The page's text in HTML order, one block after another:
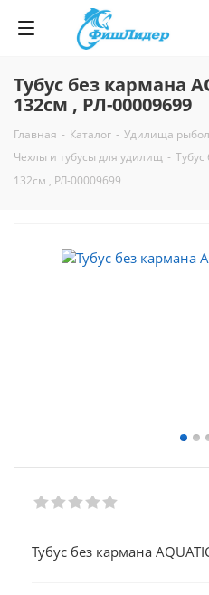
Тубус без кармана
132см , РЛ-00009699
Главная - Каталог - Удилища
Чехлы и тубусы для удилищ - Тубус
132см , РЛ-00009699
Тубус без кармана